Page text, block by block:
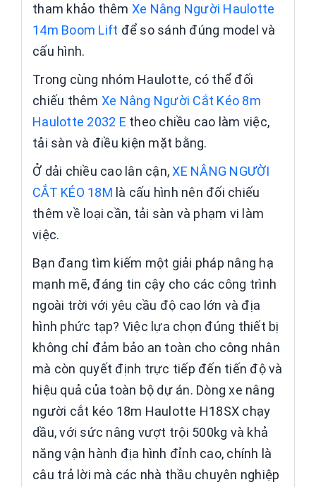
tham khảo thêm Xe Nâng Người Haulotte
14m Boom Lift để so sánh đúng model và
cấu hình.
Trong cùng nhóm Haulotte, có thể đối
chiếu thêm Xe Nâng Người Cắt Kéo 8m
Haulotte 2032 E theo chiều cao làm việc,
tải sàn và điều kiện mặt bằng.
Ở dải chiều cao lân cận,XE NÂNG NGƯỜI
CẮT KÉO 18M là cấu hình nên đối chiếu
thêm về loại cần, tải sàn và phạm vi làm
việc.
Bạn đang tìm kiếm một giải pháp nâng hạ
mạnh mẽ, đáng tin cậy cho các công trình
ngoài trời với yêu cầu độ cao lớn và địa
hình phức tạp? Việc lựa chọn đúng thiết bị
không chỉ đảm bảo an toàn cho công nhân
mà còn quyết định trực tiếp đến tiến độ và
hiệu quả của toàn bộ dự án. Dòng xe nâng
người cắt kéo 18m Haulotte H18SX chạy
dầu, với sức nâng vượt trội 500kg và khả
năng vận hành địa hình đỉnh cao, chính là
câu trả lời mà các nhà thầu chuyên nghiệp